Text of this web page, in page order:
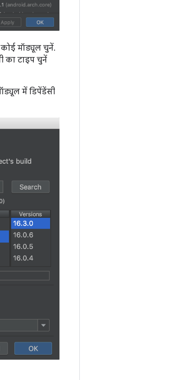
मॉड्यूल चुनें.
का टाइप चुनें
में डिपेंडेंसी